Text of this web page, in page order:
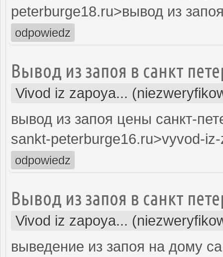
peterburge18.ru>вывод из
odpowiedz
Вывод из запоя в санкт
Vivod iz zapoya...
вывод из запоя цены санкт-
sankt-peterburge16.ru>vyvod-
odpowiedz
Вывод из запоя в санкт
Vivod iz zapoya...
выведение из запоя на дому